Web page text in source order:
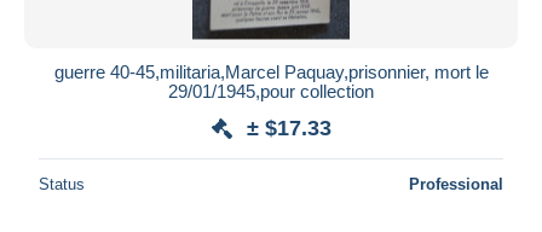
guerre 40-45,militaria,Marcel Paquay,prisonnier, mort le
29/01/1945,pour collection
± $17.33
Status Professional